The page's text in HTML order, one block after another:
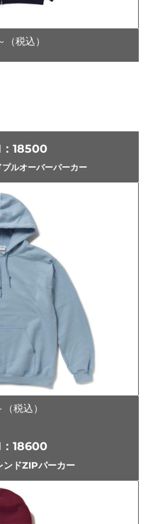
税込）
18500
ルオーバーパーカー
税込）
18600
ドZIPパーカー